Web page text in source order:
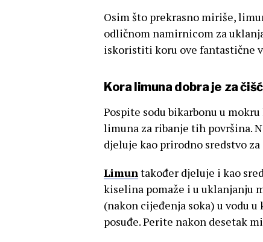
Osim što prekrasno miriše,
odličnom namirnicom za
iskoristiti koru ove fantastične
Kora limuna dobra je za
Pospite sodu bikarbonu u
limuna za ribanje tih površina.
djeluje kao prirodno sredstvo
Limuntakođer djeluje i kao
kiselina pomaže i u uklanjanju
(nakon cijeđenja soka) u vodu
posuđe. Perite nakon desetak